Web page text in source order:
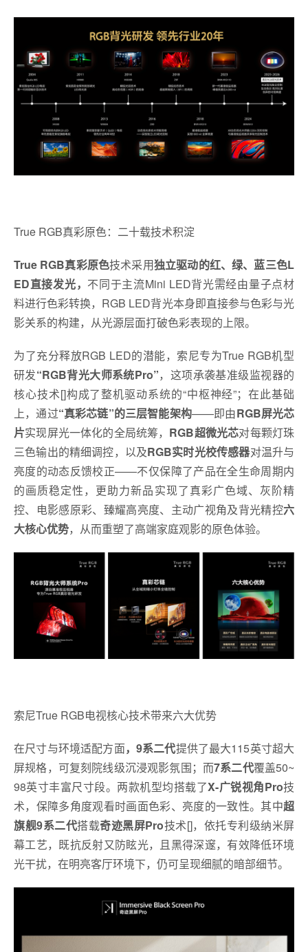
True RGB真彩原色：二十载技术积淀
True RGB真彩原色技术采用独立驱动的红、绿、蓝三色L
ED直接发光， 不同于主流Mini LED背光需经由量子点材
料进行色彩转换，RGB LED背光本身即直接参与色彩与光
影关系的构建，从光源层面打破色彩表现的上限。
为了充分释放RGB LED的潜能，索尼专为True RGB机型
研发“RGB背光大师系统Pro”，这项承袭基准级监视器的
核心技术[]构成了整机驱动系统的“中枢神经”；在此基础
上，通过“真彩芯链”的三层智能架构——即由RGB屏光芯
片实现屏光一体化的全局统筹， RGB超微光芯对每颗灯珠
三色输出的精细调控，以及RGB实时光校传感器对温升与
亮度的动态反馈校正——不仅保障了产品在全生命周期内
的画质稳定性，更助力新品实现了真彩广色域、灰阶精
控、电影感原彩、臻耀高亮度、主动广视角及背光精控六
大核心优势，从而重塑了高端家庭观影的原色体验。
索尼True RGB电视核心技术带来六大优势
在尺寸与环境适配方面，9系二代提供了最大115英寸超大
屏规格，可复刻院线级沉浸观影氛围；而7系二代覆盖50~
98英寸丰富尺寸段。两款机型均搭载了X-广锐视角Pro技
术，保障多角度观看时画面色彩、亮度的一致性。其中超
旗舰9系二代搭载奇迹黑屏Pro技术[]，依托专利级纳米屏
幕工艺，既抗反射又防眩光，且黑得深邃，有效降低环境
光干扰，在明亮客厅环境下，仍可呈现细腻的暗部细节。